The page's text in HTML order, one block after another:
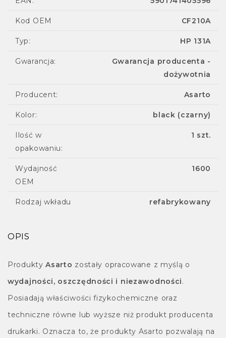
Kod OEM CF210A
Typ: HP 131A
Gwarancja:
Gwarancja producenta -
dożywotnia
Producent: Asarto
Kolor: black (czarny)
Ilość w
opakowaniu:
1 szt.
Wydajność
OEM
1600
Rodzaj wkładu refabrykowany
OPIS
ProduktyAsarto zostały opracowane z myślą o
wydajności, oszczędności i niezawodności.
Posiadają właściwości fizykochemiczne oraz
techniczne równe lub wyższe niż produkt producenta
drukarki. Oznacza to, że produkty Asarto pozwalają na